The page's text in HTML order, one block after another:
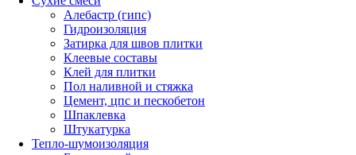
Алебастр (гипс)
Гидроизоляция
Затирка для швов плитки
Клеевые составы
Клей для плитки
Пол наливной и стяжка
Цемент, цпс и пескобетон
Шпаклевка
Штукатурка
Тепло-шумоизоляция